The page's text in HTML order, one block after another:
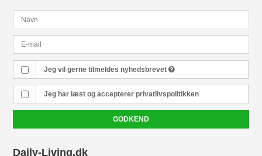
Jeg vil gerne tilmeldes nyhedsbrevet
Jeg har læst og accepterer privatlivspolitikken
GODKEND
Daily-Living.dk